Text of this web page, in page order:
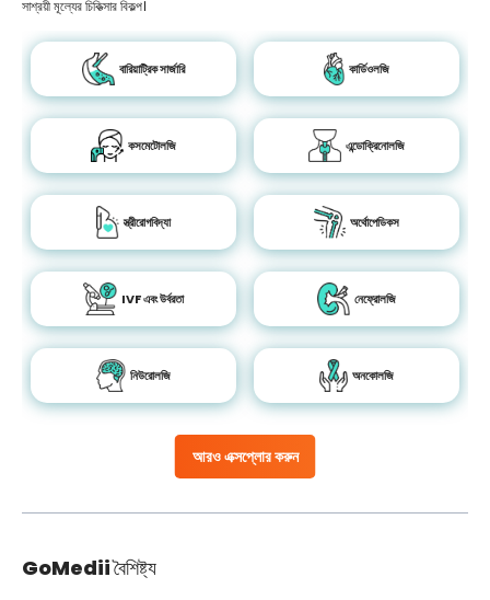
আরও এক্সপ্লোর করুন
সাশ্রয়ী মূল্যের চিকিত্সার বিকল্প।
বারিয়াট্রিক সার্জারি কার্ডিওলজি
কসমেটোলজি এন্ডোক্রিনোলজি
স্ত্রীরোগবিদ্যা অর্থোপেডিকস
IVF এবং উর্বরতা নেফ্রোলজি
নিউরোলজি অনকোলজি
GoMediiবৈশিষ্ট্য